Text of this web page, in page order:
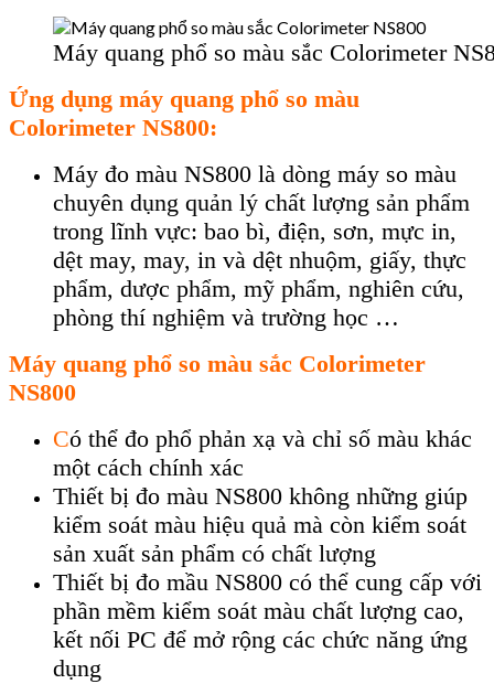
Máy quang phổ so màu sắc Colorimeter
Ứng dụng máy quang phổ so màu
Colorimeter NS800:
Máy đo màu NS800 là dòng máy so màu
chuyên dụng quản lý chất lượng sản phẩm
trong lĩnh vực: bao bì, điện, sơn, mực in,
dệt may, may, in và dệt nhuộm, giấy, thực
phẩm, dược phẩm, mỹ phẩm, nghiên cứu,
phòng thí nghiệm và trường học …
Máy quang phổ so màu sắc Colorimeter
NS800
Có thể đo phổ phản xạ và chỉ số màu khác
một cách chính xác
Thiết bị đo màu NS800 không những giúp
kiểm soát màu hiệu quả mà còn kiểm soát
sản xuất sản phẩm có chất lượng
Thiết bị đo mầu NS800 có thể cung cấp với
phần mềm kiểm soát màu chất lượng cao,
kết nối PC để mở rộng các chức năng ứng
dụng